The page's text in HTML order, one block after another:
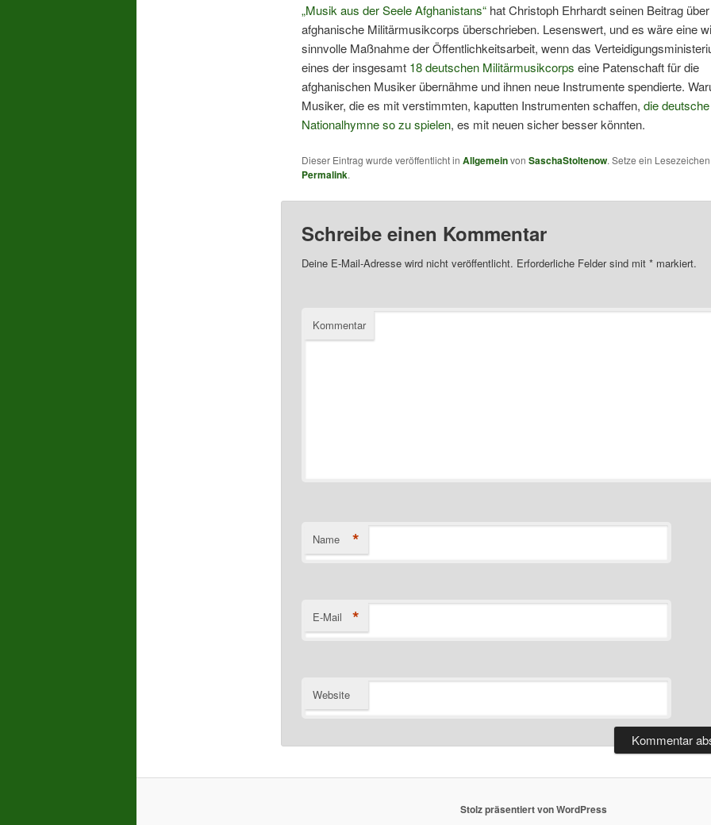
„Musik aus der Seele Afghanistans“hat Christoph Ehrhardt seinen Beitrag
afghanische Militärmusikcorps überschrieben. Lesenswert, und es wäre eine
sinnvolle Maßnahme der Öffentlichkeitsarbeit, wenn das
eines der insgesamt 18 deutschen Militärmusikcorps eine Patenschaft für die
afghanischen Musiker übernähme und ihnen neue Instrumente spendierte.
Musiker, die es mit verstimmten, kaputten Instrumenten schaffen, die deutsche
Nationalhymne so zu spielen, es mit neuen sicher besser könnten.
Dieser Eintrag wurde veröffentlicht in Allgemeinvon SaschaStoltenow. Setze ein
Permalink.
Schreibe einen Kommentar
Deine E-Mail-Adresse wird nicht veröffentlicht. Erforderliche Felder sind mit *markiert.
Kommentar
Name *
E-Mail *
Website
Stolz präsentiert von WordPress